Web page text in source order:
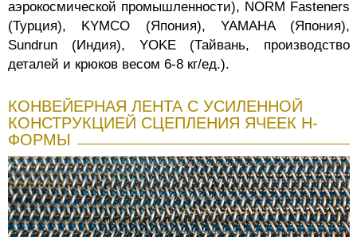
аэрокосмической промышленности), NORM Fasteners
(Турция), KYMCO (Япония), YAMAHA (Япония),
Sundrun (Индия), YOKE (Тайвань, производство
деталей и крюков весом 6-8 кг/ед.).
КОНВЕЙЕРНАЯ ЛЕНТА С УСИЛЕННОЙ
КОНСТРУКЦИЕЙ СЦЕПЛЕНИЯ ЯЧЕЕК Н-
ФОРМЫ